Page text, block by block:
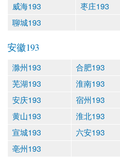
威海193
枣庄193
聊城193
安徽193
滁州193 合肥193
芜湖193
淮南193
安庆193
宿州193
黄山193
淮北193
宣城193
六安193
亳州193